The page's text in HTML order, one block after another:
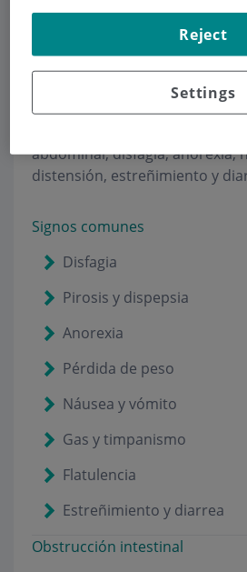
Intestino
Manifestaciones
abdominal, disfagia, anorexia,
distensión, estreñimiento y
Signos comunes
Disfagia
Pirosis y dispepsia
Anorexia
Pérdida de peso
Náusea y vómito
Gas y timpanismo
Flatulencia
Estreñimiento y diarrea
Obstrucción intestinal
Settings
Reject